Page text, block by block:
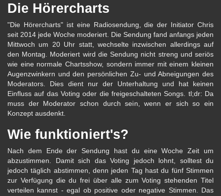
Die Hörercharts
"Die Hörercharts" ist eine Radiosendung, die der Initiator Chris
seit 2014 jede Woche moderiert. Die Sendung fand anfangs jeden
Mittwoch um 20 Uhr statt, wechselte inzwischen allerdings auf
den Montag. Moderiert wird die Sendung nicht streng und seriös
wie eine normale Chartsshow, sondern immer mit einem kleinen
Augenzwinkern und den persönlichen Zu- und Abneigungen des
Moderators. Dies dient nur der Unterhaltung und hat keinen
Einfluss auf das Voting oder die freigeschalteten Songs. tl;dr: Da
muss der Moderator schon durch sein, wenn er sich so ein
Konzept ausdenkt.
Wie funktioniert's?
Nach dem Ende der Sendung hast du eine Woche Zeit um
abzustimmen. Damit sich das Voting jedoch lohnt, solltest du
jedoch täglich abstimmen, denn jeden Tag hast du fünf Stimmen
zur Verfügung die du frei über alle zum Voting stehenden Titel
verteilen kannst - egal ob positive oder negative Stimmen. Das